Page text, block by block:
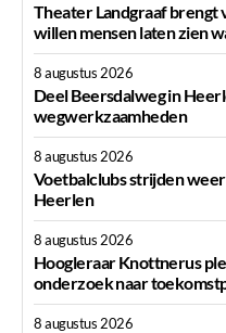
Theater Landgraaf brengt
willen mensen laten zien
8 augustus 2026
Deel Beersdalweg in
wegwerkzaamheden
8 augustus 2026
Voetbalclubs strijden
Heerlen
8 augustus 2026
Hoogleraar Knottnerus
onderzoek naar
8 augustus 2026